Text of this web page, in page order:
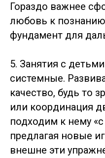
Гораздо важнее
любовь к
фундамент для
5. Занятия с
системные.
качество, будь то
или координация
подходим к нему
предлагая новые
внешне эти